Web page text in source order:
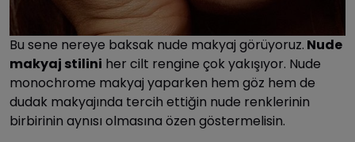
Bu sene nereye baksak nude makyaj görüyoruz. Nude
makyaj stilini her cilt rengine çok yakışıyor. Nude
monochrome makyaj yaparken hem göz hem de
dudak makyajında tercih ettiğin nude renklerinin
birbirinin aynısı olmasına özen göstermelisin.